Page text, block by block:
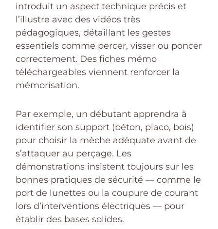
introduit un aspect technique précis et
l’illustre avec des vidéos très
pédagogiques, détaillant les gestes
essentiels comme percer, visser ou poncer
correctement. Des fiches mémo
téléchargeables viennent renforcer la
mémorisation.
Par exemple, un débutant apprendra à
identifier son support (béton, placo, bois)
pour choisir la mèche adéquate avant de
s’attaquer au perçage. Les
démonstrations insistent toujours sur les
bonnes pratiques de sécurité — comme le
port de lunettes ou la coupure de courant
lors d’interventions électriques — pour
établir des bases solides.